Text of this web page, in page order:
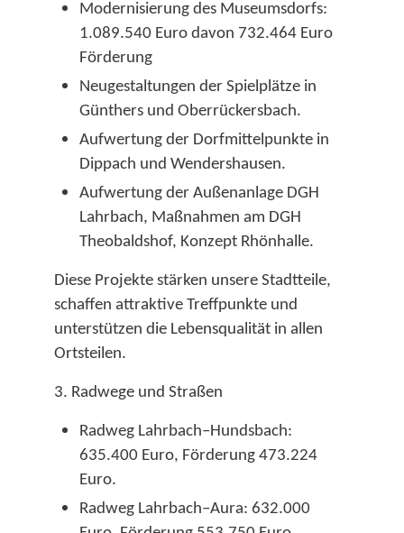
Modernisierung des Museumsdorfs:
1.089.540 Euro davon 732.464 Euro
Förderung
Neugestaltungen der Spielplätze in
Günthers und Oberrückersbach.​
Aufwertung der Dorfmittelpunkte in
Dippach und Wendershausen.​
Aufwertung der Außenanlage DGH
Lahrbach, Maßnahmen am DGH
Theobaldshof, Konzept Rhönhalle.​
Diese Projekte stärken unsere Stadtteile,
schaffen attraktive Treffpunkte und
unterstützen die Lebensqualität in allen
Ortsteilen.​
3. Radwege und Straßen
Radweg Lahrbach–Hundsbach:
635.400 Euro, Förderung 473.224
Euro.​
Radweg Lahrbach–Aura: 632.000